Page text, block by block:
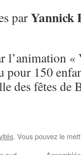
parYannick
l’animation «
150
des fêtes de
. Vous pouvez le